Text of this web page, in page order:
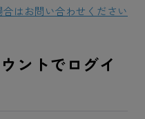
はお問い合わせください
ントでログイ